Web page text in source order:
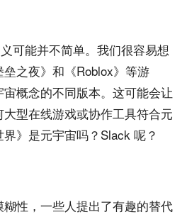
可能并不简单。我们很容易想
之夜》和《Roblox》等游
概念的不同版本。这可能会让
型在线游戏或协作工具符合元
》是元宇宙吗？Slack 呢？
性，一些人提出了有趣的替代